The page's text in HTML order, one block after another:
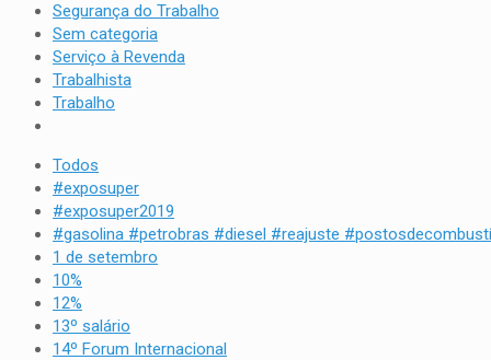
Segurança do Trabalho
Sem categoria
Serviço à Revenda
Trabalhista
Trabalho
Todos
#exposuper
#exposuper2019
#gasolina #petrobras #diesel #reajuste
1 de setembro
10%
12%
13º salário
14º Forum Internacional